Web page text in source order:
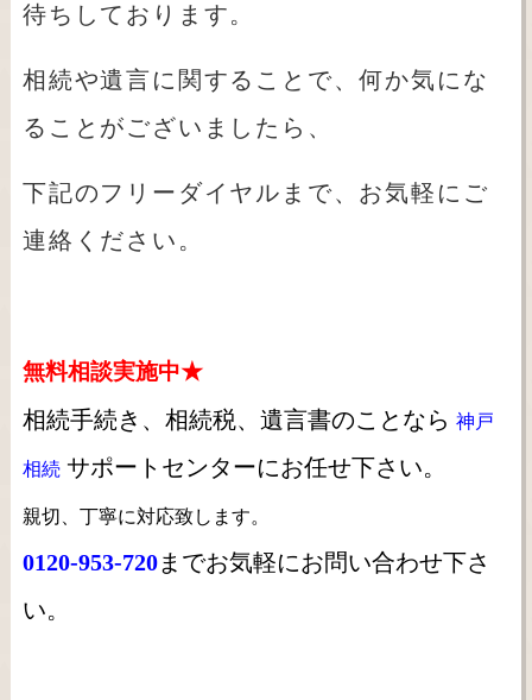
待ちしております。
相続や遺言に関することで、何か気にな
ることがございましたら、
下記のフリーダイヤルまで、お気軽にご
連絡ください。
無料相談実施中★
相続手続き、相続税、遺言書のことなら 神戸
相続サポートセンターにお任せ下さい。
親切、丁寧に対応致します。
0120-953-720までお気軽にお問い合わせ下さ
い。